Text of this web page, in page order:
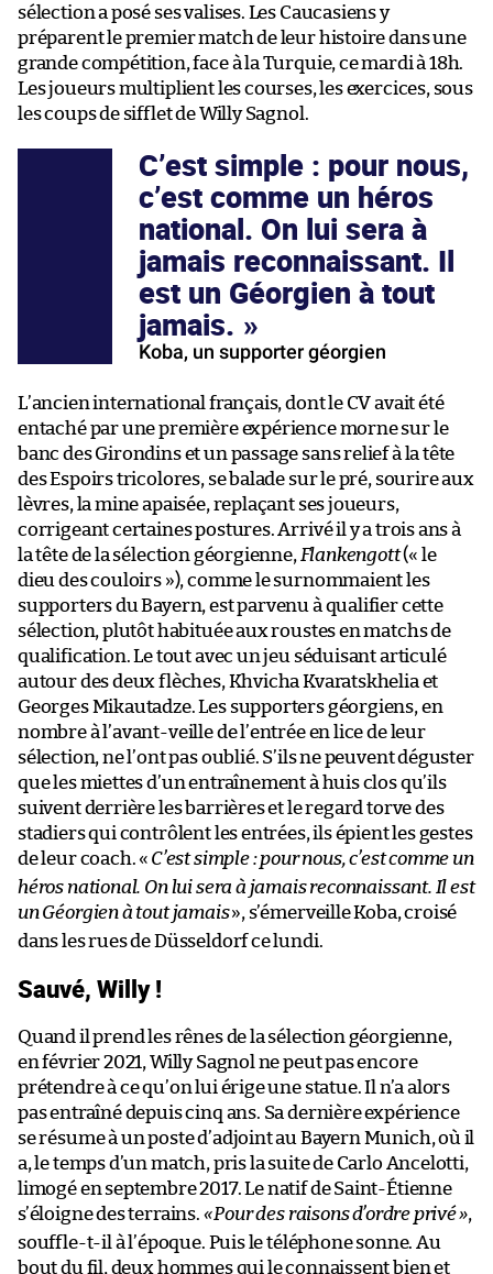
sélection a posé ses valises. Les Caucasiens y
préparent le premier match de leur histoire dans une
grande compétition, face à la Turquie, ce mardi à 18h.
Les joueurs multiplient les courses, les exercices, sous
les coups de sifflet de Willy Sagnol.
C’est simple : pour nous,
c’est comme un héros
national. On lui sera à
jamais reconnaissant. Il
est un Géorgien à tout
jamais.
Koba, un supporter géorgien
L’ancien international français, dont le CV avait été
entaché par une première expérience morne sur le
banc des Girondins et un passage sans relief à la tête
des Espoirs tricolores, se balade sur le pré, sourire aux
lèvres, la mine apaisée, replaçant ses joueurs,
corrigeant certaines postures. Arrivé il y a trois ans à
la tête de la sélection géorgienne, Flankengott(« le
dieu des couloirs »), comme le surnommaient les
supporters du Bayern, est parvenu à qualifier cette
sélection, plutôt habituée aux roustes en matchs de
qualification. Le tout avec un jeu séduisant articulé
autour des deux flèches, Khvicha Kvaratskhelia et
Georges Mikautadze. Les supporters géorgiens, en
nombre à l’avant-veille de l’entrée en lice de leur
sélection, ne l’ont pas oublié. S’ils ne peuvent déguster
que les miettes d’un entraînement à huis clos qu’ils
suivent derrière les barrières et le regard torve des
stadiers qui contrôlent les entrées, ils épient les gestes
de leur coach. « C’est simple : pour nous, c’est comme un
héros national. On lui sera à jamais reconnaissant. Il est
un Géorgien à tout jamais», s’émerveille Koba, croisé
dans les rues de Düsseldorf ce lundi.
Sauvé, Willy !
Quand il prend les rênes de la sélection géorgienne,
en février 2021, Willy Sagnol ne peut pas encore
prétendre à ce qu’on lui érige une statue. Il n’a alors
pas entraîné depuis cinq ans. Sa dernière expérience
se résume à un poste d’adjoint au Bayern Munich, où il
a, le temps d’un match, pris la suite de Carlo Ancelotti,
limogé en septembre 2017. Le natif de Saint-Étienne
s’éloigne des terrains. «Pour des raisons d’ordre privé»,
souffle-t-il à l’époque. Puis le téléphone sonne. Au
bout du fil, deux hommes qui le connaissent bien et